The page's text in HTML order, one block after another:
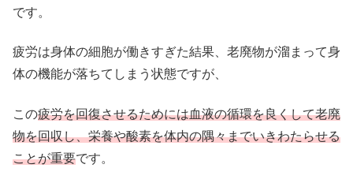
です。
疲労は身体の細胞が働きすぎた結果、老廃物が溜まって身
体の機能が落ちてしまう状態ですが、
この疲労を回復させるためには血液の循環を良くして老廃
物を回収し、栄養や酸素を体内の隅々までいきわたらせる
ことが重要です。